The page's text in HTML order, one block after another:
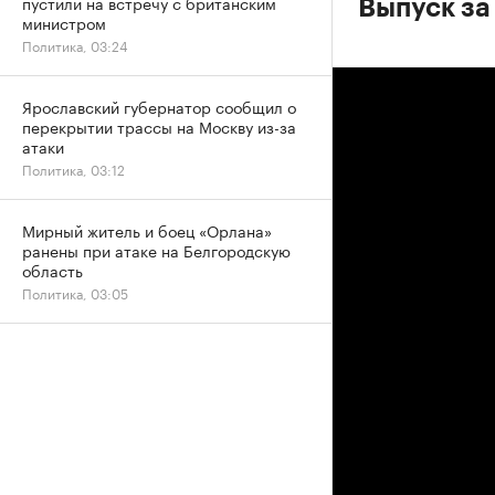
Выпуск
министром
Политика, 03:24
Ярославский губернатор сообщил о
перекрытии трассы на Москву из-за
атаки
Политика, 03:12
Мирный житель и боец «Орлана»
ранены при атаке на Белгородскую
область
Политика, 03:05